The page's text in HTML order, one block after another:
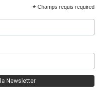
* Champs requis required